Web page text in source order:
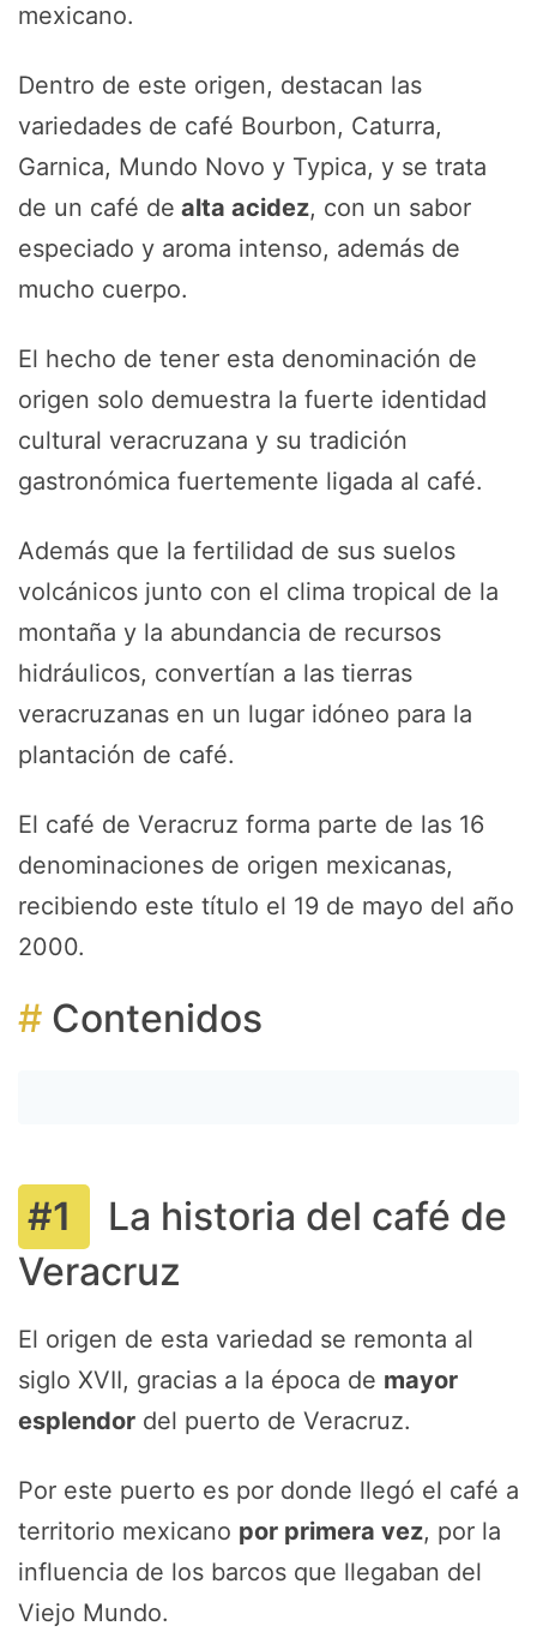
mexicano.
Dentro de este origen, destacan las
variedades de café Bourbon, Caturra,
Garnica, Mundo Novo y Typica, y se trata
de un café de alta acidez, con un sabor
especiado y aroma intenso, además de
mucho cuerpo.
El hecho de tener esta denominación de
origen solo demuestra la fuerte identidad
cultural veracruzana y su tradición
gastronómica fuertemente ligada al café.
Además que la fertilidad de sus suelos
volcánicos junto con el clima tropical de la
montaña y la abundancia de recursos
hidráulicos, convertían a las tierras
veracruzanas en un lugar idóneo para la
plantación de café.
El café de Veracruz forma parte de las 16
denominaciones de origen mexicanas,
recibiendo este título el 19 de mayo del año
2000.
Contenidos
La historia del café de
Veracruz
El origen de esta variedad se remonta al
siglo XVII, gracias a la época de mayor
esplendor del puerto de Veracruz.
Por este puerto es por donde llegó el café a
territorio mexicano por primera vez, por la
influencia de los barcos que llegaban del
Viejo Mundo.